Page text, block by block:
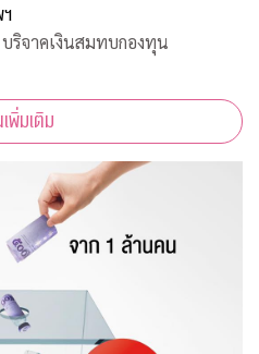
ริจาคเงินสมทบกองทุน
พิ่มเติม